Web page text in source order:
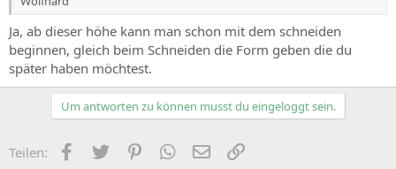
Ja, ab dieser höhe kann man schon mit dem schneiden
beginnen, gleich beim Schneiden die Form geben die du
später haben möchtest.
Um antworten zu können musst du eingeloggt sein.
Teilen: FacebookZwitschernPinterestWhatsApp
E-Mail